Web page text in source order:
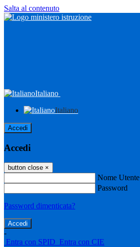
Salta al contenuto
Italiano
Italiano
Accedi
Accedi
button close ×
Nome Utente
Password
Password dimenticata?
-
Entra con SPID Entra con CIE